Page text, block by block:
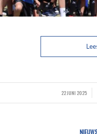
22 JUNI 2025
/